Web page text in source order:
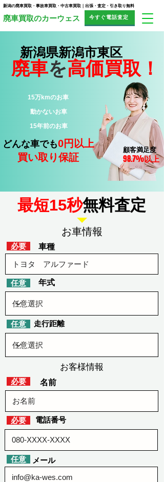
今すぐ電話査定
​廃車買取のカーウェス
新潟の廃車買取・事故車買取・中古車買取｜出張・査定・引き取り無料
新潟県新潟市東区
廃車を高価買取！
15万kmのお車
​動かないお車
15年前のお車
どんな車でも0円以上
買い取り保証
顧客満足度
98.7%以上
​最短15秒無料査定
​お車情報
​必要 車種
​任意 ​年式
​任意 ​走行距離
お客様情報
​必要 ​名前
​必要 ​電話番号
​任意 ​メール